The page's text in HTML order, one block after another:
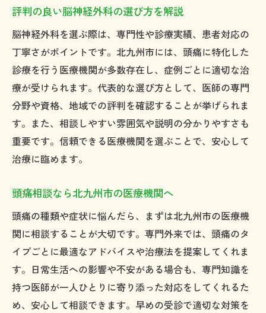
評判の良い脳神経外科の選び方を解説
脳神経外科を選ぶ際は、専門性や診療実績、患者対応の
丁寧さがポイントです。北九州市には、頭痛に特化した
診療を行う医療機関が多数存在し、症例ごとに適切な治
療が受けられます。代表的な選び方として、医師の専門
分野や資格、地域での評判を確認することが挙げられま
す。また、相談しやすい雰囲気や説明の分かりやすさも
重要です。信頼できる医療機関を選ぶことで、安心して
治療に臨めます。
頭痛相談なら北九州市の医療機関へ
頭痛の種類や症状に悩んだら、まずは北九州市の医療機
関に相談することが大切です。専門外来では、頭痛のタ
イプごとに最適なアドバイスや治療法を提案してくれま
す。日常生活への影響や不安がある場合も、専門知識を
持つ医師が一人ひとりに寄り添った対応をしてくれるた
め、安心して相談できます。早めの受診で適切な対策を